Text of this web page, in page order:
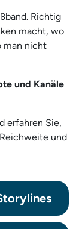
Richtig
macht, wo
man nicht
und Kanäle
erfahren Sie,
und